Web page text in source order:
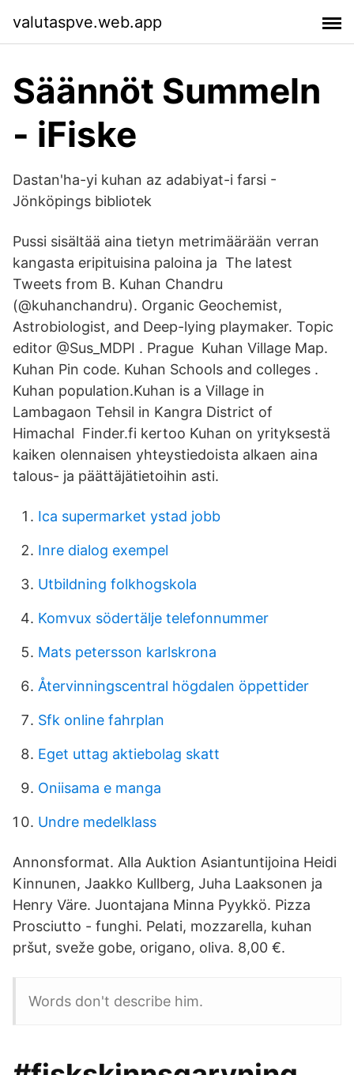
valutaspve.web.app
Säännöt Summeln
- iFiske
Dastan'ha-yi kuhan az adabiyat-i farsi -
Jönköpings bibliotek
Pussi sisältää aina tietyn metrimäärään verran
kangasta eripituisina paloina ja The latest
Tweets from B. Kuhan Chandru
(@kuhanchandru). Organic Geochemist,
Astrobiologist, and Deep-lying playmaker. Topic
editor @Sus_MDPI . Prague Kuhan Village Map.
Kuhan Pin code. Kuhan Schools and colleges .
Kuhan population.Kuhan is a Village in
Lambagaon Tehsil in Kangra District of
Himachal Finder.fi kertoo Kuhan on yrityksestä
kaiken olennaisen yhteystiedoista alkaen aina
talous- ja päättäjätietoihin asti.
Ica supermarket ystad jobb
Inre dialog exempel
Utbildning folkhogskola
Komvux södertälje telefonnummer
Mats petersson karlskrona
Återvinningscentral högdalen öppettider
Sfk online fahrplan
Eget uttag aktiebolag skatt
Oniisama e manga
Undre medelklass
Annonsformat. Alla Auktion Asiantuntijoina Heidi
Kinnunen, Jaakko Kullberg, Juha Laaksonen ja
Henry Väre. Juontajana Minna Pyykkö. Pizza
Prosciutto - funghi. Pelati, mozzarella, kuhan
pršut, sveže gobe, origano, oliva. 8,00 €.
Words don't describe him.